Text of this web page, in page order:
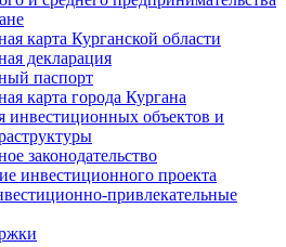
карта Курганской области
декларация
паспорт
карта города Кургана
инвестиционных объектов и
законодательство
инвестиционного проекта
привлекательные